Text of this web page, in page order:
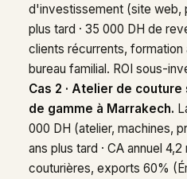
d'investissement (site web,
plus tard · 35 000 DH de
clients récurrents,
bureau familial. ROI sous-
Cas 2 · Atelier de
de gamme à Marrakech.
000 DH (atelier, machines,
ans plus tard · CA annuel
couturières, exports 60%